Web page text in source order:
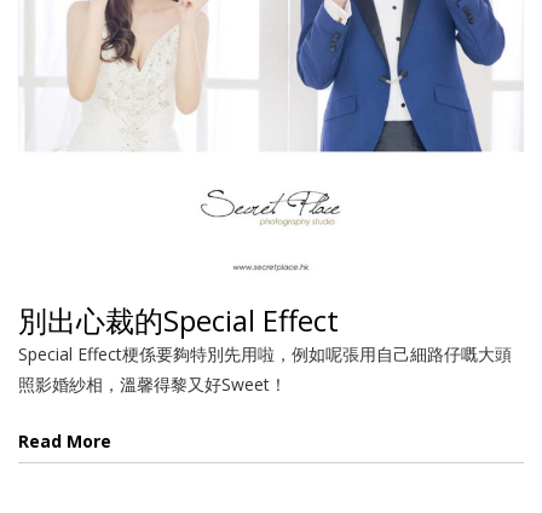
別出心裁的Special Effect
Special Effect梗係要夠特別先用啦，例如呢張用自己細路仔嘅大頭
照影婚紗相，溫馨得黎又好Sweet！
Read More